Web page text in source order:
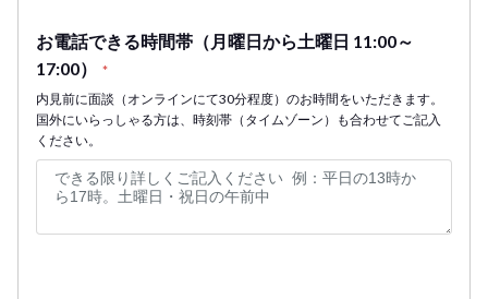
お電話できる時間帯（月曜日から土曜日 11:00～
17:00）
*
内見前に面談（オンラインにて30分程度）のお時間をいただきます。
国外にいらっしゃる方は、時刻帯（タイムゾーン）も合わせてご記入
ください。